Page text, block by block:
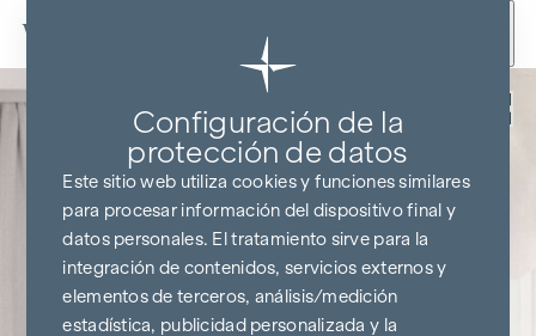
Ir al contenido
Volver
Configuración de la
protección de datos
Este sitio web utiliza cookies y funciones similares
para procesar información del dispositivo final y
datos personales. El tratamiento sirve para la
integración de contenidos, servicios externos y
elementos de terceros, análisis/medición
estadística, publicidad personalizada y la